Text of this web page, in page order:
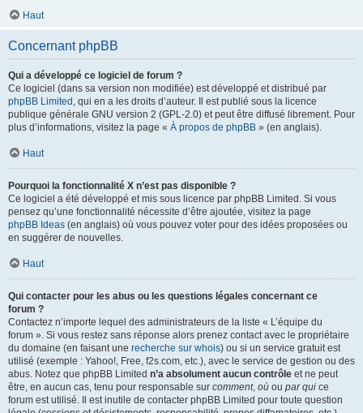
Haut
Concernant phpBB
Qui a développé ce logiciel de forum ?
Ce logiciel (dans sa version non modifiée) est développé et distribué par
phpBB Limited , qui en a les droits d’auteur. Il est publié sous la licence
publique générale GNU version 2 (GPL-2.0) et peut être diffusé librement. Pour
plus d’informations, visitez la page « À propos de phpBB » (en anglais).
Haut
Pourquoi la fonctionnalité X n’est pas disponible ?
Ce logiciel a été développé et mis sous licence par phpBB Limited. Si vous
pensez qu’une fonctionnalité nécessite d’être ajoutée, visitez la page
phpBB Ideas (en anglais) où vous pouvez voter pour des idées proposées ou
en suggérer de nouvelles.
Haut
Qui contacter pour les abus ou les questions légales concernant ce
forum ?
Contactez n’importe lequel des administrateurs de la liste « L’équipe du
forum ». Si vous restez sans réponse alors prenez contact avec le propriétaire
du domaine (en faisant une recherche sur whois) ou si un service gratuit est
utilisé (exemple : Yahoo!, Free, f2s.com, etc.), avec le service de gestion ou des
abus. Notez que phpBB Limited n’a absolument aucun contrôle et ne peut
être, en aucun cas, tenu pour responsable sur comment, où ou par qui ce
forum est utilisé. Il est inutile de contacter phpBB Limited pour toute question